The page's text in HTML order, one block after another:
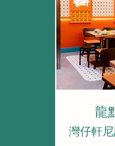
龍
灣仔軒